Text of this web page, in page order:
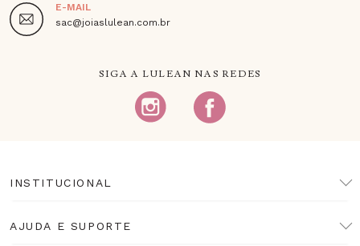
E-MAIL
sac@joiaslulean.com.br
SIGA A LULEAN NAS REDES
INSTITUCIONAL
AJUDA E SUPORTE